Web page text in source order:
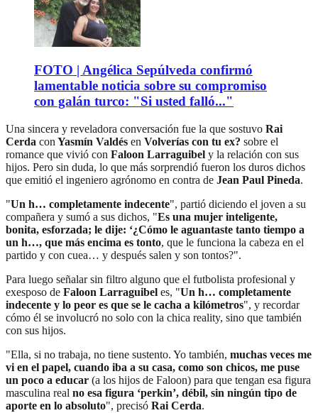
FOTO | Angélica Sepúlveda confirmó
lamentable noticia sobre su compromiso
con galán turco: "Si usted falló..."
Una sincera y reveladora conversación fue la que sostuvo Rai
Cerda con Yasmín Valdés en Volverías con tu ex? sobre el
romance que vivió con Faloon Larraguibel y la relación con sus
hijos. Pero sin duda, lo que más sorprendió fueron los duros dichos
que emitió el ingeniero agrónomo en contra de Jean Paul Pineda.
"Un h… completamente indecente", partió diciendo el joven a su
compañera y sumó a sus dichos, "Es una mujer inteligente,
bonita, esforzada; le dije: ‘¿Cómo le aguantaste tanto tiempo a
un h…, que más encima es tonto, que le funciona la cabeza en el
partido y con cuea… y después salen y son tontos?".
Para luego señalar sin filtro alguno que el futbolista profesional y
exesposo de Faloon Larraguibel es, "Un h… completamente
indecente y lo peor es que se le cacha a kilómetros", y recordar
cómo él se involucró no solo con la chica reality, sino que también
con sus hijos.
"Ella, si no trabaja, no tiene sustento. Yo también, muchas veces me
vi en el papel, cuando iba a su casa, como son chicos, me puse
un poco a educar (a los hijos de Faloon) para que tengan esa figura
masculina real no esa figura ‘perkin’, débil, sin ningún tipo de
aporte en lo absoluto", precisó Rai Cerda.